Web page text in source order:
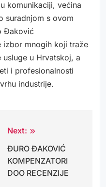
komunikaciji, većina
suradnjom s ovom
Đaković
izbor mnogih koji traže
u Hrvatskoj, a
i profesionalnosti
industrije.
Next:
ĐURO ĐAKOVIĆ
KOMPENZATORI
DOO RECENZIJE